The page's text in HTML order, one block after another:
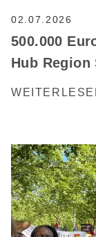
02.07.2026
500.000
Hub